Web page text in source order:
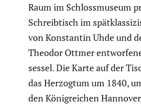
Raum im Schloss­mu­seum
Schreib­tisch im
von Konstantin Uhde und
Theodor Ottmer
sessel. Die Karte auf der
das Herzogtum um 1840,
den König­rei­chen